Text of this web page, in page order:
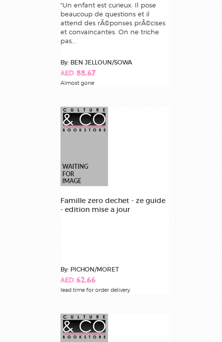
"Un enfant est curieux. Il pose
beaucoup de questions et il
attend des rÃ©ponses prÃ©cises
et convaincantes. On ne triche
pas...
By: BEN JELLOUN/SOWA
AED 88.67
Almost gone
Famille zero dechet - ze guide
- edition mise a jour
By: PICHON/MORET
AED 62.66
lead time for order delivery